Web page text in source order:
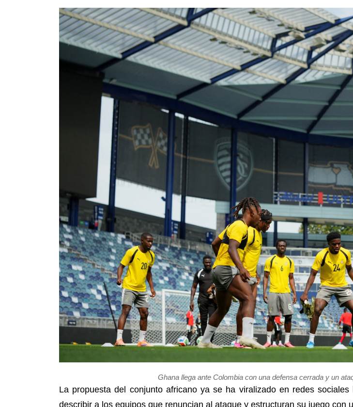
Ghana llega ante Colombia con una defensa cerrada y un
La propuesta del conjunto africano ya se ha viralizado en redes sociales
describir a los equipos que renuncian al ataque y estructuran su juego con